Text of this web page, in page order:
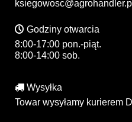
ksiegowosc@agrohandler.pl
Godziny otwarcia
8:00-17:00 pon.-piąt.
8:00-14:00 sob.
Wysyłka
Towar wysyłamy kurierem